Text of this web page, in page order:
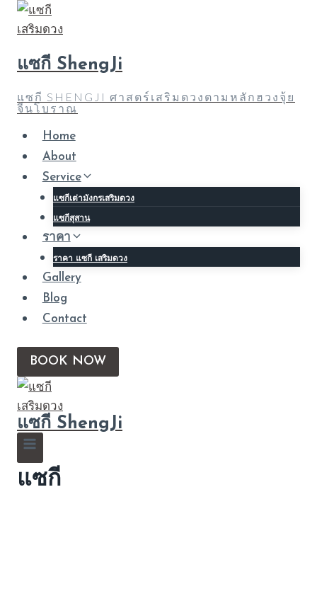
Skip
แซกี ShengJi
แซกี SHENGJI ศาสตร์เสริมดวงตามหลักฮวงจุ้ย
จีนโบราณ
Home
About
Service
แซกีเต่ามังกรเสริมดวง
แซกีสุสาน
ราคา
ราคา แซกี เสริมดวง
Gallery
Blog
Contact
BOOK NOW
แซกี ShengJi
แซกี